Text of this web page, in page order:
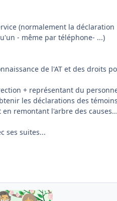
(normalement la déclaration
- même par téléphone- ...)
de l'AT et des droits
+ représentant du
les déclarations des
remontant l'arbre des
ses suites...